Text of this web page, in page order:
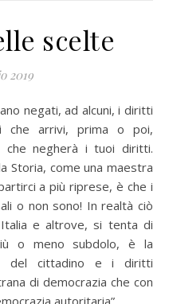
scelte
2019
che arrivi, prima o poi,
negherà i tuoi diritti.
Storia, come una maestra
a più riprese, è che i
o non sono! In realtà ciò
e altrove, si tenta di
o meno subdolo, è la
del cittadino e i diritti
di democrazia che con
autoritaria”,…